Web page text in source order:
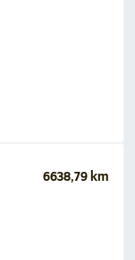
6638,79 km